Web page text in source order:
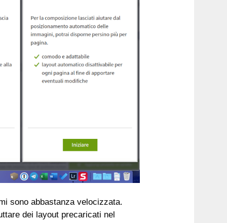
sono abbastanza velocizzata.
dei layout precaricati nel